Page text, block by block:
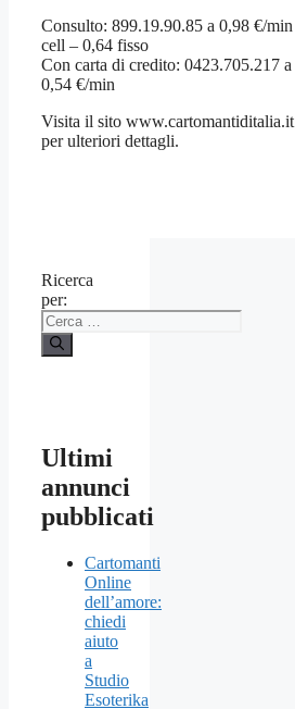
Consulto: 899.19.90.85 a 0,98 €/min
cell – 0,64 fisso
Con carta di credito: 0423.705.217 a
0,54 €/min
Visita il sito www.cartomantiditalia.it
per ulteriori dettagli.
Ricerca
per:
Ultimi
annunci
pubblicati
Cartomanti
Online
dell’amore:
chiedi
aiuto
a
Studio
Esoterika